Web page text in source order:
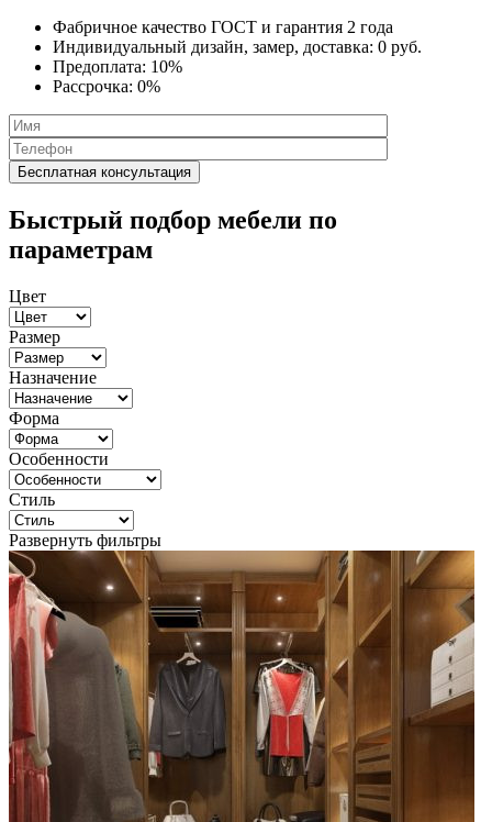
Фабричное качество ГОСТ и гарантия 2 года
Индивидуальный дизайн, замер, доставка: 0 руб.
Предоплата: 10%
Рассрочка: 0%
Быстрый подбор мебели по
параметрам
Цвет
Размер
Назначение
Форма
Особенности
Стиль
Развернуть фильтры